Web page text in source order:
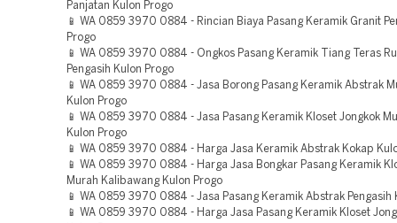
Panjatan Kulon Progo
📱 WA 0859 3970 0884 - Rincian Biaya Pasang Keramik Granit
Progo
📱 WA 0859 3970 0884 - Ongkos Pasang Keramik Tiang Teras
Pengasih Kulon Progo
📱 WA 0859 3970 0884 - Jasa Borong Pasang Keramik Abstrak
Kulon Progo
📱 WA 0859 3970 0884 - Jasa Pasang Keramik Kloset Jongkok
Kulon Progo
📱 WA 0859 3970 0884 - Harga Jasa Keramik Abstrak Kokap
📱 WA 0859 3970 0884 - Harga Jasa Bongkar Pasang Keramik
Murah Kalibawang Kulon Progo
📱 WA 0859 3970 0884 - Jasa Pasang Keramik Abstrak Pengasih
📱 WA 0859 3970 0884 - Harga Jasa Pasang Keramik Kloset